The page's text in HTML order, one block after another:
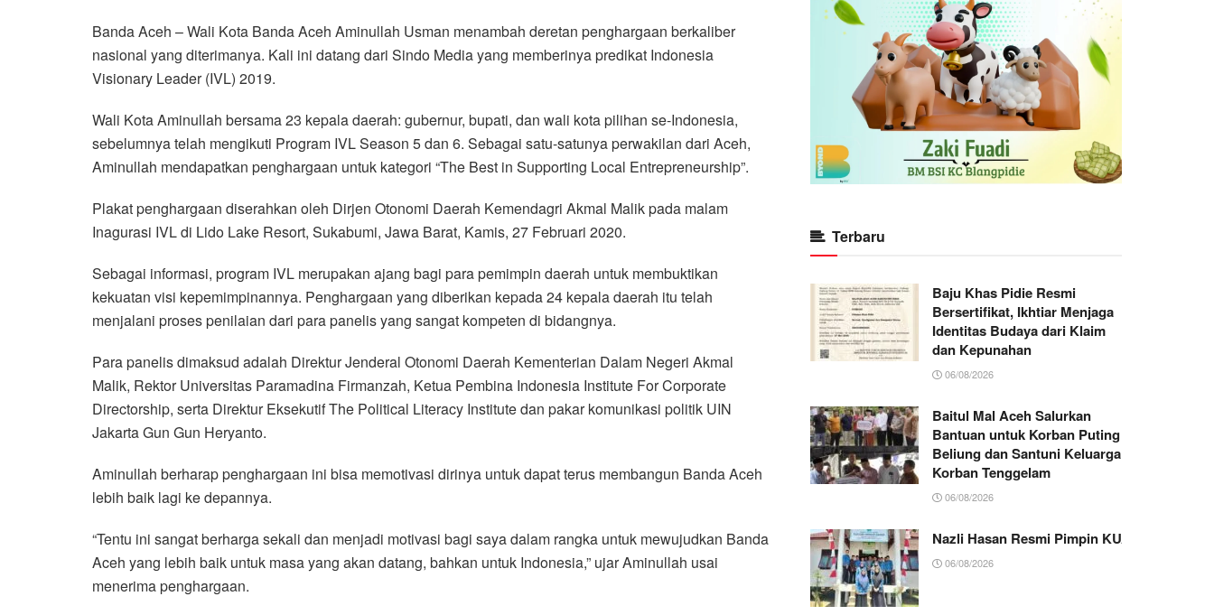
c
e
b
o
k
i
t
t
r
a
t
s
p
p
n
e
l
e
g
a
m
a
i
l
a
r
Banda Aceh – Wali Kota Banda Aceh Aminullah Usman menambah deretan penghargaan berkaliber
nasional yang diterimanya. Kali ini datang dari Sindo Media yang memberinya predikat Indonesia
Visionary Leader (IVL) 2019.
Wali Kota Aminullah bersama 23 kepala daerah: gubernur, bupati, dan wali kota pilihan se-Indonesia,
sebelumnya telah mengikuti Program IVL Season 5 dan 6. Sebagai satu-satunya perwakilan dari Aceh,
Aminullah mendapatkan penghargaan untuk kategori “The Best in Supporting Local Entrepreneurship”.
Plakat penghargaan diserahkan oleh Dirjen Otonomi Daerah Kemendagri Akmal Malik pada malam
Inagurasi IVL di Lido Lake Resort, Sukabumi, Jawa Barat, Kamis, 27 Februari 2020.
Sebagai informasi, program IVL merupakan ajang bagi para pemimpin daerah untuk membuktikan
kekuatan visi kepemimpinannya. Penghargaan yang diberikan kepada 24 kepala daerah itu telah
menjalani proses penilaian dari para panelis yang sangat kompeten di bidangnya.
Para panelis dimaksud adalah Direktur Jenderal Otonomi Daerah Kementerian Dalam Negeri Akmal
Malik, Rektor Universitas Paramadina Firmanzah, Ketua Pembina Indonesia Institute For Corporate
Directorship, serta Direktur Eksekutif The Political Literacy Institute dan pakar komunikasi politik UIN
Jakarta Gun Gun Heryanto.
Aminullah berharap penghargaan ini bisa memotivasi dirinya untuk dapat terus membangun Banda Aceh
lebih baik lagi ke depannya.
“Tentu ini sangat berharga sekali dan menjadi motivasi bagi saya dalam rangka untuk mewujudkan Banda
Aceh yang lebih baik untuk masa yang akan datang, bahkan untuk Indonesia,” ujar Aminullah usai
menerima penghargaan.
Terbaru
Baju Khas Pidie Resmi
Bersertifikat, Ikhtiar Menjaga
Identitas Budaya dari Klaim
dan Kepunahan
06/08/2026
Baitul Mal Aceh Salurkan
Bantuan untuk Korban Puting
Beliung dan Santuni Keluarga
Korban Tenggelam
06/08/2026
Nazli Hasan Resmi Pimpin KUA Jeumpa,
06/08/2026